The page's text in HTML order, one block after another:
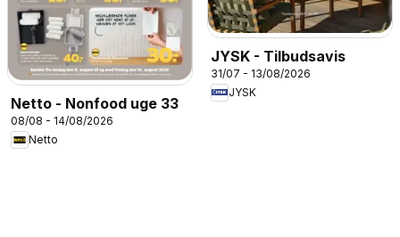
Netto - Nonfood uge 33
08/08 - 14/08/2026
Netto
JYSK - Tilbudsavis
31/07 - 13/08/2026
JYSK